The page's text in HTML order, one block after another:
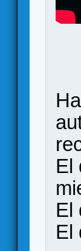
El
El
El